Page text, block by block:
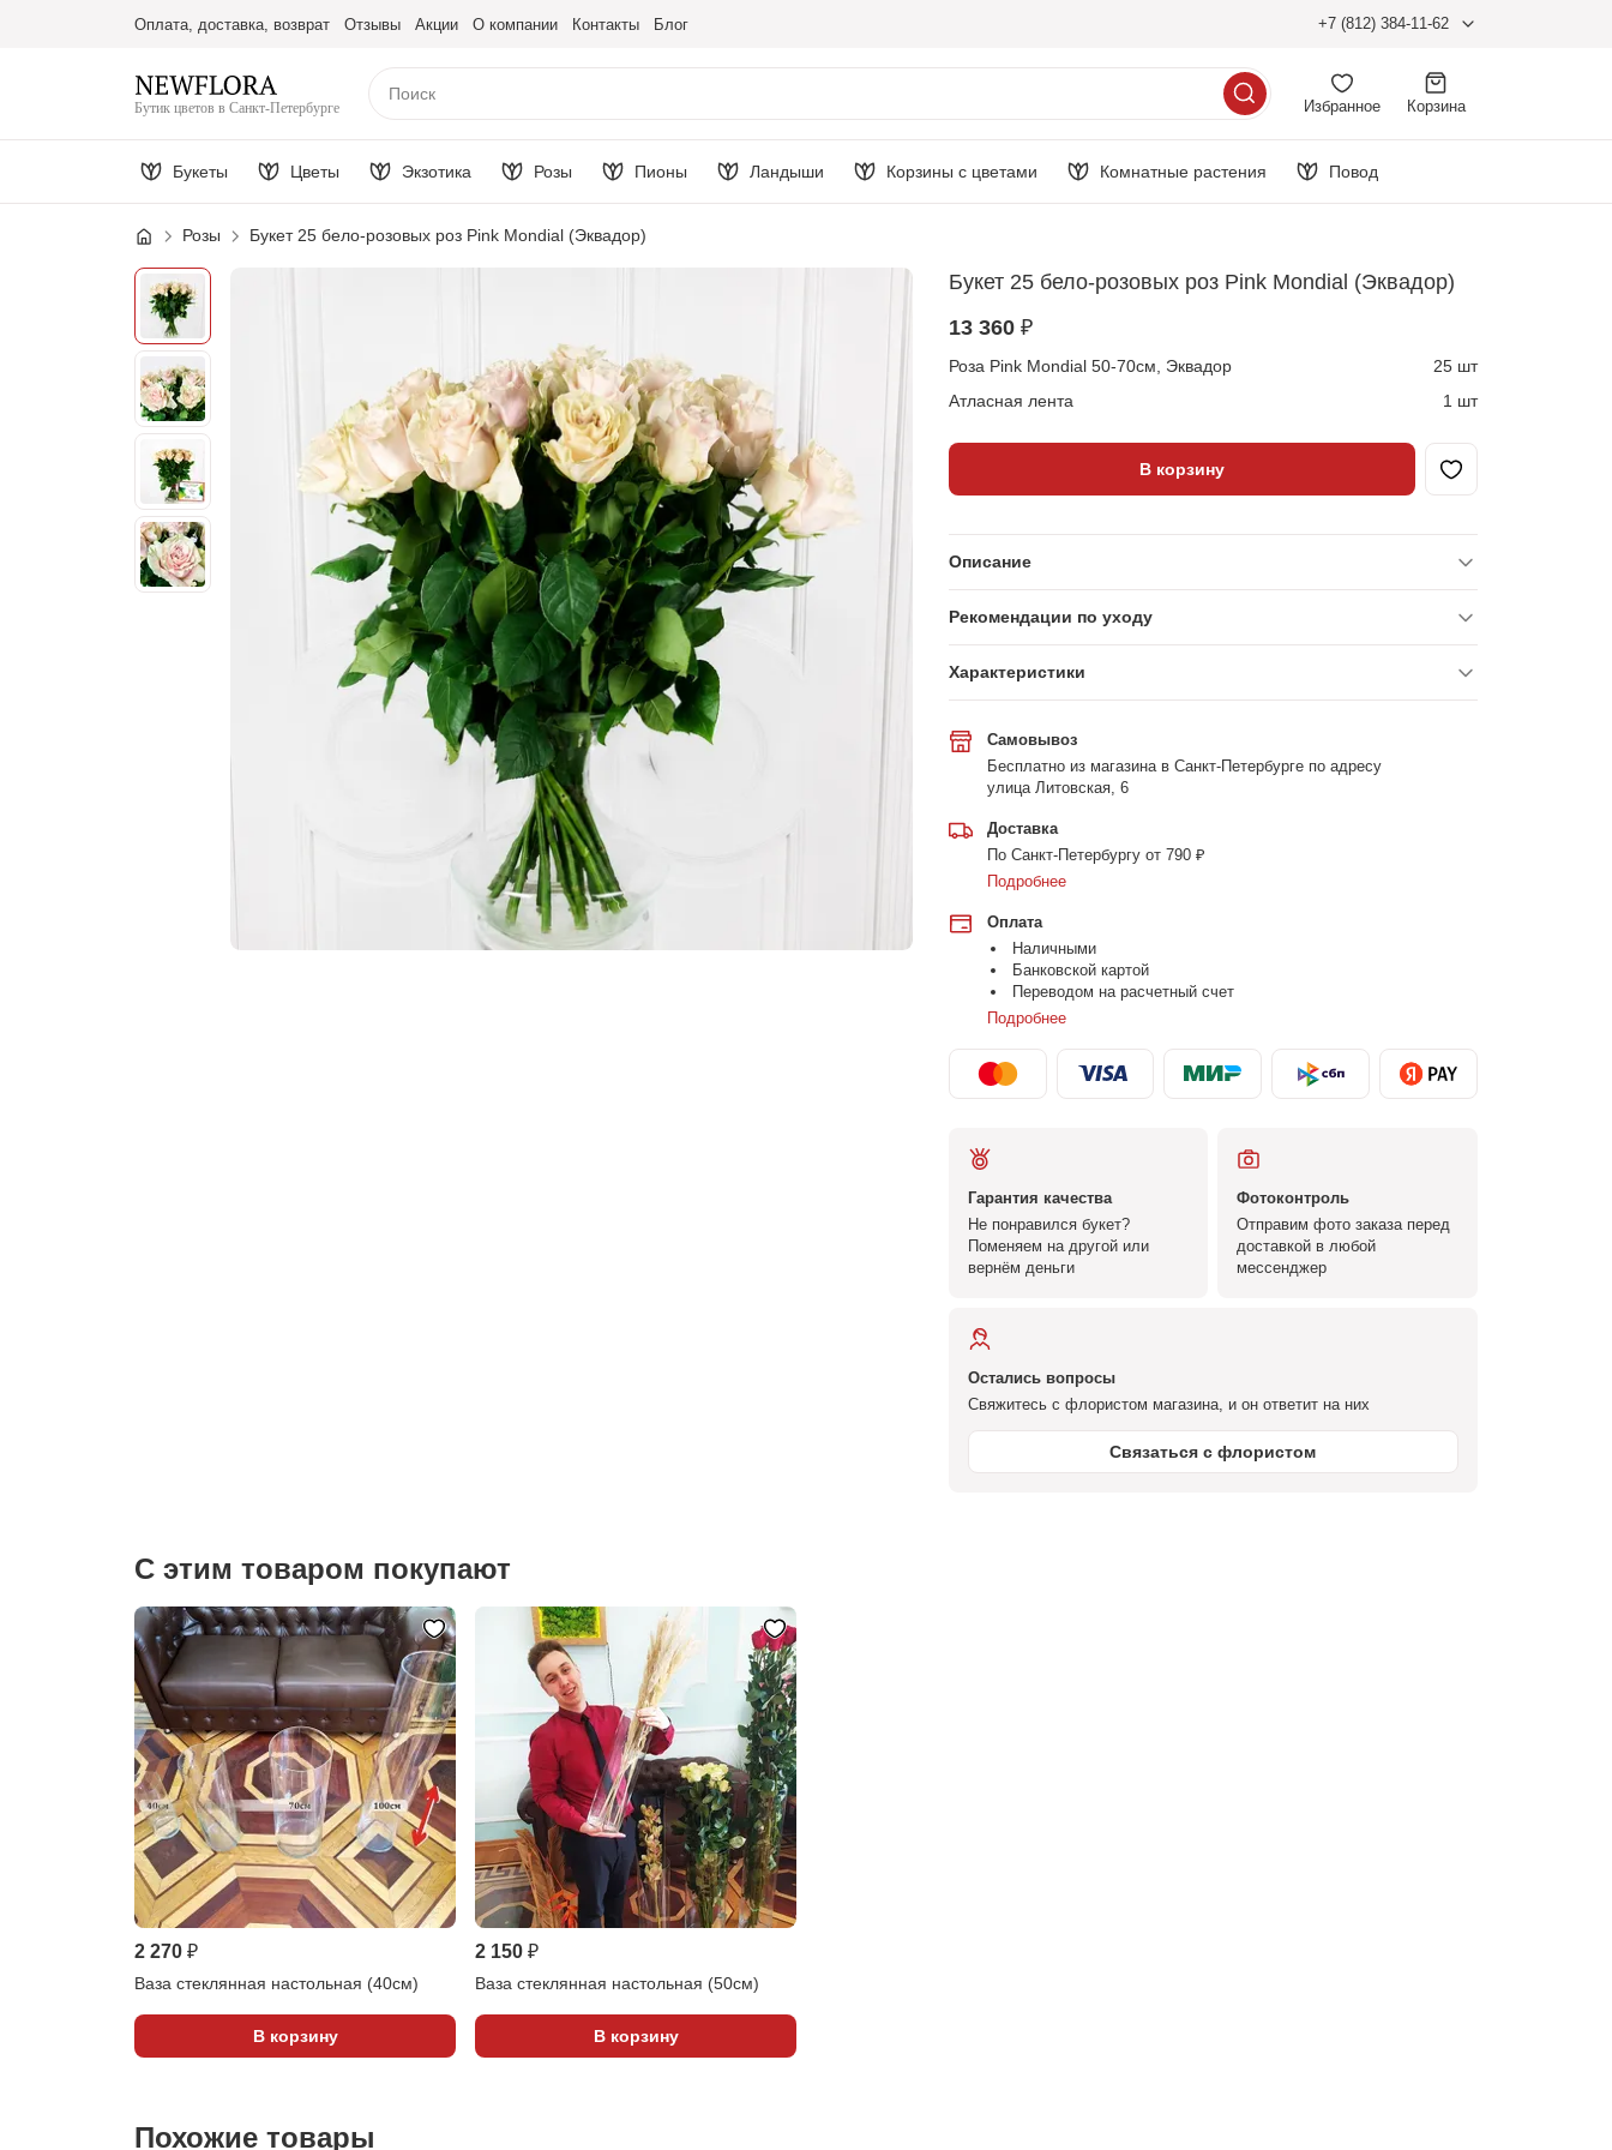
Оплата, доставка, возврат Отзывы Акции О компании Контакты Блог +7 (812) 384-11-62
Бутик цветов в Санкт-Петербурге Избранное Корзина
Букеты Цветы Экзотика Розы Пионы Ландыши Корзины с цветами Комнатные растения Повод
Розы Букет 25 бело-розовых роз Pink Mondial (Эквадор)
Букет 25 бело-розовых роз Pink Mondial (Эквадор)
13 360 ₽
Роза Pink Mondial 50-70см, Эквадор
25 шт
Атласная лента
1 шт
В корзину
Описание
Рекомендации по уходу
Характеристики
Самовывоз
Бесплатно из магазина в Санкт-Петербурге по адресу
улица Литовская, 6
Доставка
По Санкт-Петербургу от 790 ₽
Подробнее
Оплата
Наличными
Банковской картой
Переводом на расчетный счет
Подробнее
Гарантия качества
Не понравился букет?
Поменяем на другой или
вернём деньги
Фотоконтроль
Отправим фото заказа перед
доставкой в любой
мессенджер
Остались вопросы
Свяжитесь с флористом магазина, и он ответит на них
Связаться с флористом
С этим товаром покупают
2 270 ₽
Ваза стеклянная настольная (40см)
В корзину
2 150 ₽
Ваза стеклянная настольная (50см)
В корзину
Похожие товары